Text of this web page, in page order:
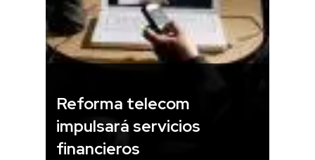
Reforma telecom
impulsará servicios
financieros